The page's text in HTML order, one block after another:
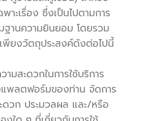
าะเรื่อง ซึ่งเป็นไปตามการ
ฐานความยินยอม โดยรวม
พียงวัตถุประสงค์ดังต่อไปนี้
มสะดวกในการใช้บริการ
แพลตฟอร์มของท่าน จัดการ
ดวก ประมวลผล และ/หรือ